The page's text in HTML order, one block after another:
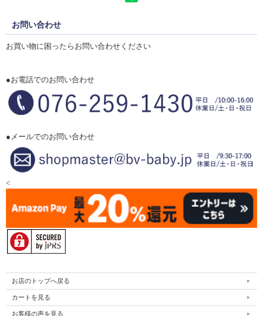
お問い合わせ
お買い物に困ったらお問い合わせください
●お電話でのお問い合わせ
●メールでのお問い合わせ
<
お店のトップへ戻る
カートを見る
お客様の声を見る